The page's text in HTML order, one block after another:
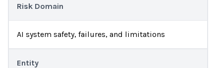
Risk Domain
AI system safety, failures, and limitations
Entity